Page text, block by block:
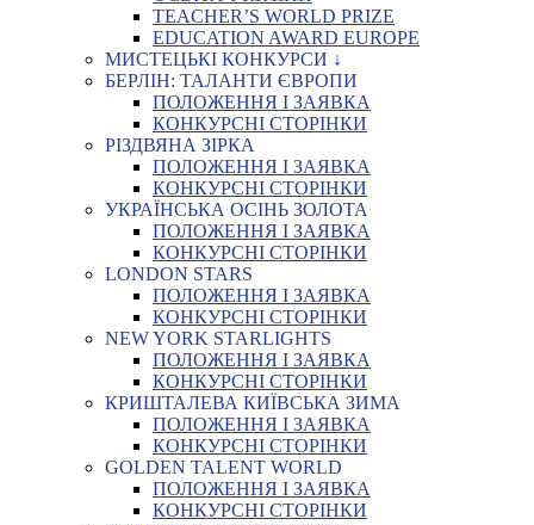
TEACHER’S WORLD PRIZE
EDUCATION AWARD EUROPE
МИСТЕЦЬКІ КОНКУРСИ ↓
БЕРЛІН: ТАЛАНТИ ЄВРОПИ
ПОЛОЖЕННЯ І ЗАЯВКА
КОНКУРСНІ СТОРІНКИ
РІЗДВЯНА ЗІРКА
ПОЛОЖЕННЯ І ЗАЯВКА
КОНКУРСНІ СТОРІНКИ
УКРАЇНСЬКА ОСІНЬ ЗОЛОТА
ПОЛОЖЕННЯ І ЗАЯВКА
КОНКУРСНІ СТОРІНКИ
LONDON STARS
ПОЛОЖЕННЯ І ЗАЯВКА
КОНКУРСНІ СТОРІНКИ
NEW YORK STARLIGHTS
ПОЛОЖЕННЯ І ЗАЯВКА
КОНКУРСНІ СТОРІНКИ
КРИШТАЛЕВА КИЇВСЬКА ЗИМА
ПОЛОЖЕННЯ І ЗАЯВКА
КОНКУРСНІ СТОРІНКИ
GOLDEN TALENT WORLD
ПОЛОЖЕННЯ І ЗАЯВКА
КОНКУРСНІ СТОРІНКИ